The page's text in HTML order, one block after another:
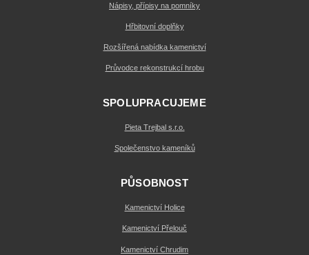
Nápisy, přípisy na pomníky
Hřbitovní doplňky
Rozšířená nabídka kamenictví
Průvodce rekonstrukcí hrobu
SPOLUPRACUJEME
Pieta Trejbal s.r.o.
Společenstvo kameníků
PŮSOBNOST
Kamenictví Holice
Kamenictví Přelouč
Kamenictví Chrudim